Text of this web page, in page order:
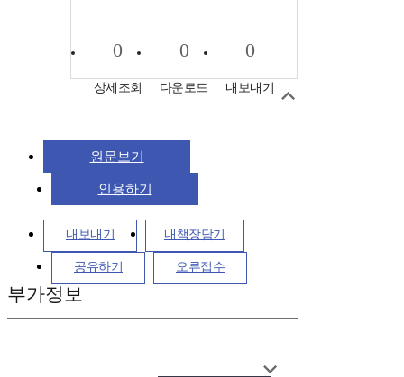
0
상세조회
0
다운로드
0
내보내기
원문보기
인용하기
내보내기 내책장담기
공유하기 오류접수
부가정보